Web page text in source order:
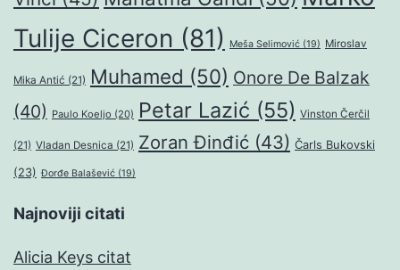
Tulije Ciceron (81) Meša Selimović (19) Miroslav
Mika Antić (21) Muhamed (50) Onore De Balzak
(40) Paulo Koeljo (20) Petar Lazić (55) Vinston Čerčil
(21) Vladan Desnica (21) Zoran Đinđić (43) Čarls Bukovski
(23) Đorđe Balašević (19)
Najnoviji citati
Alicia Keys citat